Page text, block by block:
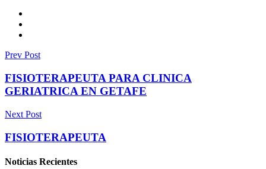
Prev Post
FISIOTERAPEUTA PARA CLINICA
GERIATRICA EN GETAFE
Next Post
FISIOTERAPEUTA
Noticias Recientes